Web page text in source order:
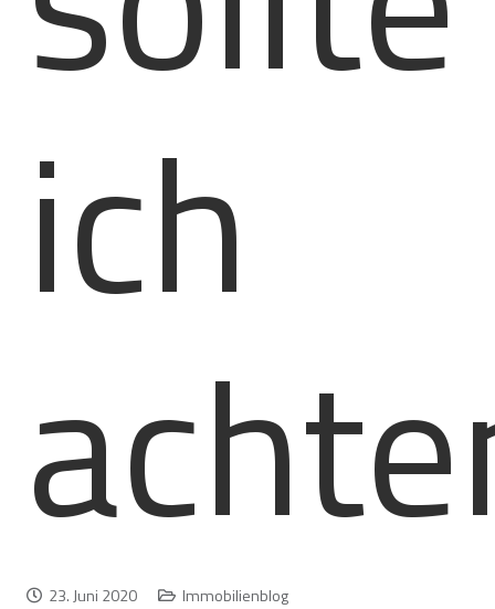
ich
23. Juni 2020 Immobilienblog